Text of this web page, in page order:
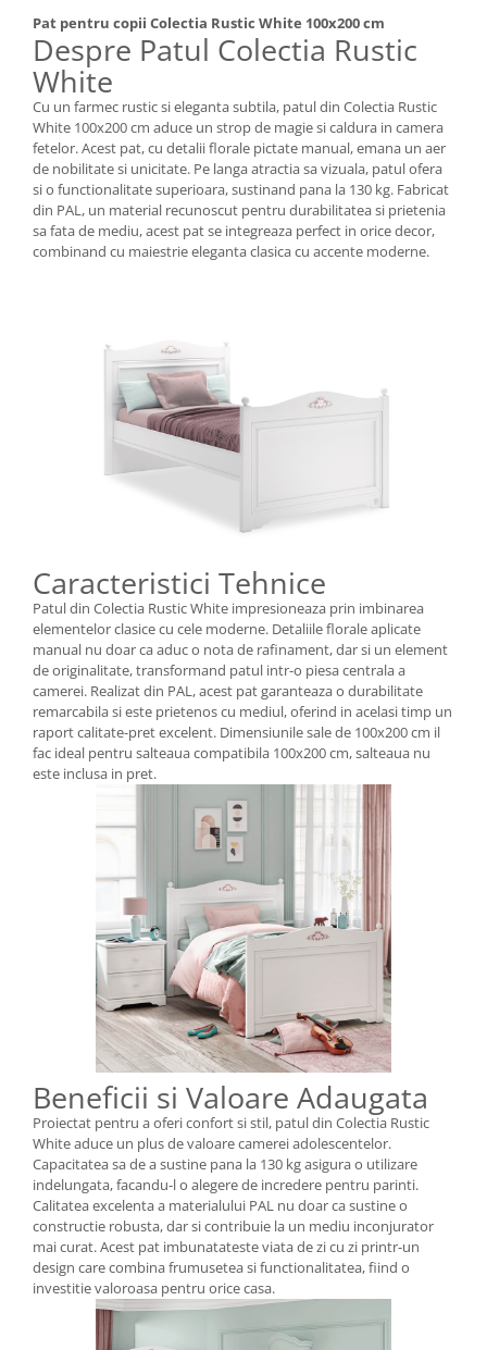
Pat pentru copii Colectia Rustic White 100x200 cm
Despre Patul Colectia Rustic
White
Cu un farmec rustic si eleganta subtila, patul din Colectia Rustic
White 100x200 cm aduce un strop de magie si caldura in camera
fetelor. Acest pat, cu detalii florale pictate manual, emana un aer
de nobilitate si unicitate. Pe langa atractia sa vizuala, patul ofera
si o functionalitate superioara, sustinand pana la 130 kg. Fabricat
din PAL, un material recunoscut pentru durabilitatea si prietenia
sa fata de mediu, acest pat se integreaza perfect in orice decor,
combinand cu maiestrie eleganta clasica cu accente moderne.
Caracteristici Tehnice
Patul din Colectia Rustic White impresioneaza prin imbinarea
elementelor clasice cu cele moderne. Detaliile florale aplicate
manual nu doar ca aduc o nota de rafinament, dar si un element
de originalitate, transformand patul intr-o piesa centrala a
camerei. Realizat din PAL, acest pat garanteaza o durabilitate
remarcabila si este prietenos cu mediul, oferind in acelasi timp un
raport calitate-pret excelent. Dimensiunile sale de 100x200 cm il
fac ideal pentru salteaua compatibila 100x200 cm, salteaua nu
este inclusa in pret.
Beneficii si Valoare Adaugata
Proiectat pentru a oferi confort si stil, patul din Colectia Rustic
White aduce un plus de valoare camerei adolescentelor.
Capacitatea sa de a sustine pana la 130 kg asigura o utilizare
indelungata, facandu-l o alegere de incredere pentru parinti.
Calitatea excelenta a materialului PAL nu doar ca sustine o
constructie robusta, dar si contribuie la un mediu inconjurator
mai curat. Acest pat imbunatateste viata de zi cu zi printr-un
design care combina frumusetea si functionalitatea, fiind o
investitie valoroasa pentru orice casa.